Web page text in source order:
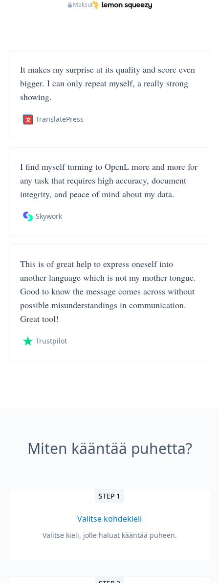
Maksut
It makes my surprise at its quality and score even
bigger. I can only repeat myself, a really strong
showing.
TranslatePress
I find myself turning to OpenL more and more for
any task that requires high accuracy, document
integrity, and peace of mind about my data.
Skywork
This is of great help to express oneself into
another language which is not my mother tongue.
Good to know the message comes across without
possible misunderstandings in communication.
Great tool!
Trustpilot
Miten kääntää puhetta?
STEP 1
Valitse kohdekieli
Valitse kieli, jolle haluat kääntää puheen.